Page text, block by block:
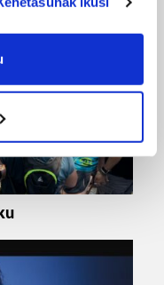
geographical
scanning it for
data is processed
section .
iragarki eta eduki